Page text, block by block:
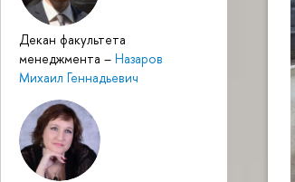
Декан факультета
менеджмента – Назаров
Михаил Геннадьевич